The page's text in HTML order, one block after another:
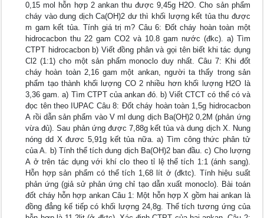
0,15 mol hỗn hợp 2 ankan thu được 9,45g H2O. Cho sản phẩm
cháy vào dung dịch Ca(OH)2 dư thì khối lượng kết tủa thu được
m gam kết tủa. Tính giá trị m? Câu 6: Đốt cháy hoàn toàn một
hidrocacbon thu 22 gam CO2 và 10.8 gam nước (đkc). a) Tìm
CTPT hidrocacbon b) Viết đồng phân và gọi tên biết khi tác dụng
Cl2 (1:1) cho một sản phẩm monoclo duy nhất. Câu 7: Khi đốt
cháy hoàn toàn 2,16 gam một ankan, người ta thấy trong sản
phẩm tạo thành khối lượng CO 2 nhiều hơn khối lượng H2O là
3,36 gam. a) Tìm CTPT của ankan đó. b) Viết CTCT có thể có và
đọc tên theo IUPAC Câu 8: Đốt cháy hoàn toàn 1,5g hidrocacbon
A rồi dẫn sản phẩm vào V ml dung dịch Ba(OH)2 0,2M (phản ứng
vừa đủ). Sau phản ứng được 7,88g kết tủa và dung dịch X. Nung
nóng dd X đươc 5,91g kết tủa nữa. a) Tìm công thức phân tử
của A. b) Tính thể tích dung dịch Ba(OH)2 ban đầu. c) Cho lượng
A ở trên tác dụng với khí clo theo tỉ lệ thể tích 1:1 (ánh sang).
Hỗn hợp sản phẩm có thể tích 1,68 lít ở (đktc). Tính hiệu suất
phản ứng (giả sử phản ứng chỉ tạo dẫn xuất monoclo). Bài toán
đốt cháy hỗn hợp ankan Câu 1: Một hỗn hợp X gồm hai ankan là
đồng đẳng kế tiếp có khối lượng 24,8g. Thể tích tương ứng của